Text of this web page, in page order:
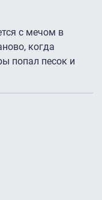
с мечом в
когда
попал песок и